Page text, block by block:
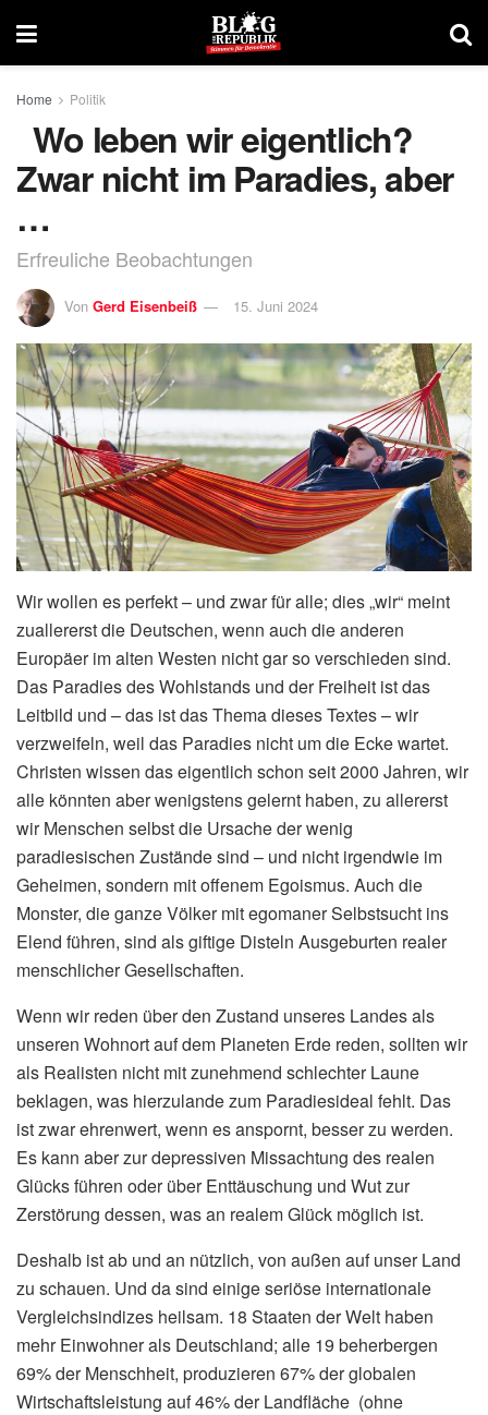
Home Politik
Wo leben wir eigentlich?
Zwar nicht im Paradies, aber
…
Erfreuliche Beobachtungen
Von Gerd Eisenbeiß 15. Juni 2024
Wir wollen es perfekt – und zwar für alle; dies „wir“ meint
zuallererst die Deutschen, wenn auch die anderen
Europäer im alten Westen nicht gar so verschieden sind.
Das Paradies des Wohlstands und der Freiheit ist das
Leitbild und – das ist das Thema dieses Textes – wir
verzweifeln, weil das Paradies nicht um die Ecke wartet.
Christen wissen das eigentlich schon seit 2000 Jahren, wir
alle könnten aber wenigstens gelernt haben, zu allererst
wir Menschen selbst die Ursache der wenig
paradiesischen Zustände sind – und nicht irgendwie im
Geheimen, sondern mit offenem Egoismus. Auch die
Monster, die ganze Völker mit egomaner Selbstsucht ins
Elend führen, sind als giftige Disteln Ausgeburten realer
menschlicher Gesellschaften.
Wenn wir reden über den Zustand unseres Landes als
unseren Wohnort auf dem Planeten Erde reden, sollten wir
als Realisten nicht mit zunehmend schlechter Laune
beklagen, was hierzulande zum Paradiesideal fehlt. Das
ist zwar ehrenwert, wenn es anspornt, besser zu werden.
Es kann aber zur depressiven Missachtung des realen
Glücks führen oder über Enttäuschung und Wut zur
Zerstörung dessen, was an realem Glück möglich ist.
Deshalb ist ab und an nützlich, von außen auf unser Land
zu schauen. Und da sind einige seriöse internationale
Vergleichsindizes heilsam. 18 Staaten der Welt haben
mehr Einwohner als Deutschland; alle 19 beherbergen
69% der Menschheit, produzieren 67% der globalen
Wirtschaftsleistung auf 46% der Landfläche (ohne